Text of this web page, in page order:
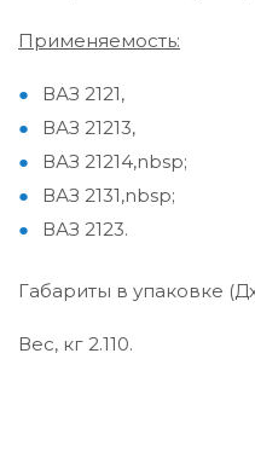
Применяемость:
ВАЗ 2121,
ВАЗ 21213,
ВАЗ 21214,nbsp;
ВАЗ 2131,nbsp;
ВАЗ 2123.
Габариты в упаковке
Вес, кг 2.110.